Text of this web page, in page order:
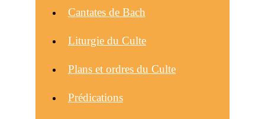
Cantates de Bach
Liturgie du Culte
Plans et ordres du Culte
Prédications